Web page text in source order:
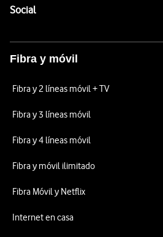
SocialEnlaces a las redes sociales de
Fibra y móvil
Fibra y 2 líneas móvil + TV
Fibra y 3 líneas móvil
Fibra y 4 líneas móvil
Fibra y móvil ilimitado
Fibra Móvil y Netflix
Internet en casa